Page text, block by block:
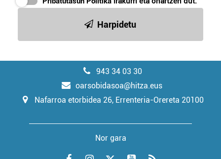
Harpidetu
943 34 03 30
oarsobidasoa@hitza.eus
Nafarroa etorbidea 26, Errenteria-Orereta 20100
Nor gara